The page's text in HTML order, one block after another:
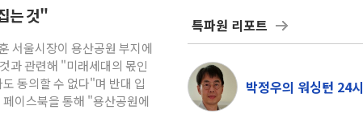
는 것"
서울시장이 용산공원 부지에
과 관련해 "미래세대의 몫인
동의할 수 없다"며 반대 입
이스북을 통해 "용산공원에
특파원 리포트
박정우의 워싱턴 24시